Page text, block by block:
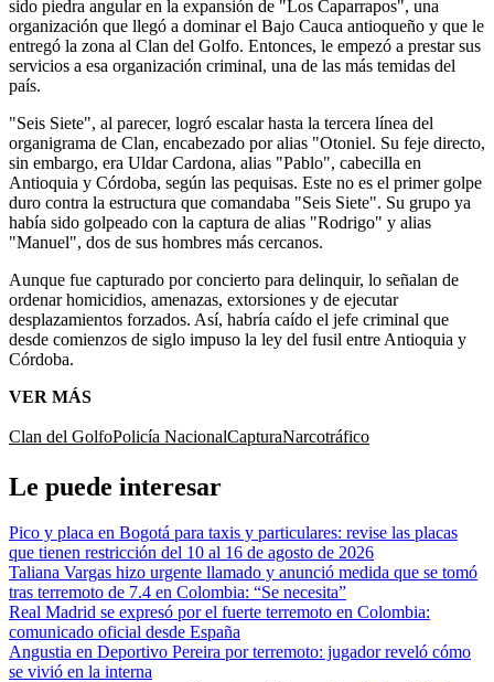
sido piedra angular en la expansión de "Los Caparrapos", una
organización que llegó a dominar el Bajo Cauca antioqueño y que le
entregó la zona al Clan del Golfo. Entonces, le empezó a prestar sus
servicios a esa organización criminal, una de las más temidas del
país.
"Seis Siete", al parecer, logró escalar hasta la tercera línea del
organigrama de Clan, encabezado por alias "Otoniel. Su feje directo,
sin embargo, era Uldar Cardona, alias "Pablo", cabecilla en
Antioquia y Córdoba, según las pequisas. Este no es el primer golpe
duro contra la estructura que comandaba "Seis Siete". Su grupo ya
había sido golpeado con la captura de alias "Rodrigo" y alias
"Manuel", dos de sus hombres más cercanos.
Aunque fue capturado por concierto para delinquir, lo señalan de
ordenar homicidios, amenazas, extorsiones y de ejecutar
desplazamientos forzados. Así, habría caído el jefe criminal que
desde comienzos de siglo impuso la ley del fusil entre Antioquia y
Córdoba.
VER MÁS
Clan del GolfoPolicía NacionalCapturaNarcotráfico
Le puede interesar
Pico y placa en Bogotá para taxis y particulares: revise las placas
que tienen restricción del 10 al 16 de agosto de 2026
Taliana Vargas hizo urgente llamado y anunció medida que se tomó
tras terremoto de 7.4 en Colombia: “Se necesita”
Real Madrid se expresó por el fuerte terremoto en Colombia:
comunicado oficial desde España
Angustia en Deportivo Pereira por terremoto: jugador reveló cómo
se vivió en la interna